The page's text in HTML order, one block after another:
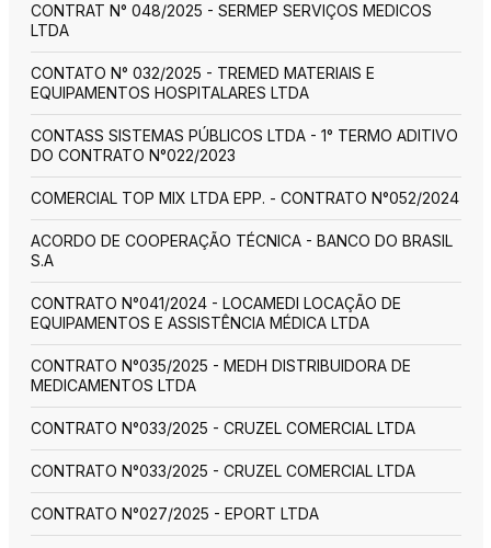
CONTRAT N° 048/2025 - SERMEP SERVIÇOS MEDICOS
LTDA
CONTATO N° 032/2025 - TREMED MATERIAIS E
EQUIPAMENTOS HOSPITALARES LTDA
CONTASS SISTEMAS PÚBLICOS LTDA - 1° TERMO ADITIVO
DO CONTRATO N°022/2023
COMERCIAL TOP MIX LTDA EPP. - CONTRATO N°052/2024
ACORDO DE COOPERAÇÃO TÉCNICA - BANCO DO BRASIL
S.A
CONTRATO N°041/2024 - LOCAMEDI LOCAÇÃO DE
EQUIPAMENTOS E ASSISTÊNCIA MÉDICA LTDA
CONTRATO N°035/2025 - MEDH DISTRIBUIDORA DE
MEDICAMENTOS LTDA
CONTRATO N°033/2025 - CRUZEL COMERCIAL LTDA
CONTRATO N°033/2025 - CRUZEL COMERCIAL LTDA
CONTRATO N°027/2025 - EPORT LTDA